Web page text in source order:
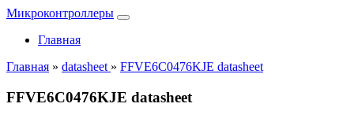
Микроконтроллеры
Главная
Главная » datasheet » FFVE6C0476KJE datasheet
FFVE6C0476KJE datasheet